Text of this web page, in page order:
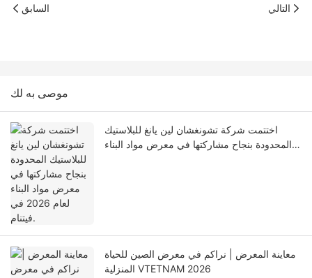
السابق التالي
موصى به لك
اختتمت شركة تشونغشان لين يانغ للبلاستيك
المحدودة بنجاح مشاركتها في معرض مواد البناء
معاينة المعرض | نراكم في معرض الصين للحياة
المنزلية VTETNAM 2026